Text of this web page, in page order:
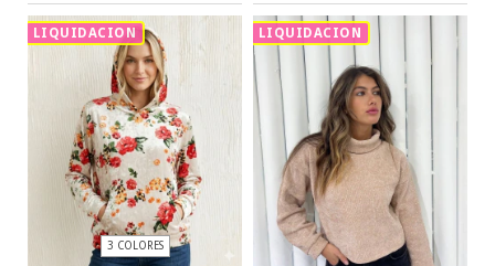
LIQUIDACION
3 COLORES
LIQUIDACION